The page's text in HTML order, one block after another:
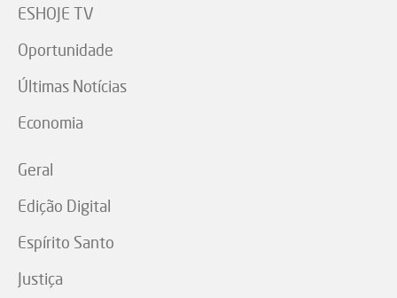
ESHOJE TV
Oportunidade
Últimas Notícias
Economia
Geral
Edição Digital
Espírito Santo
Justiça